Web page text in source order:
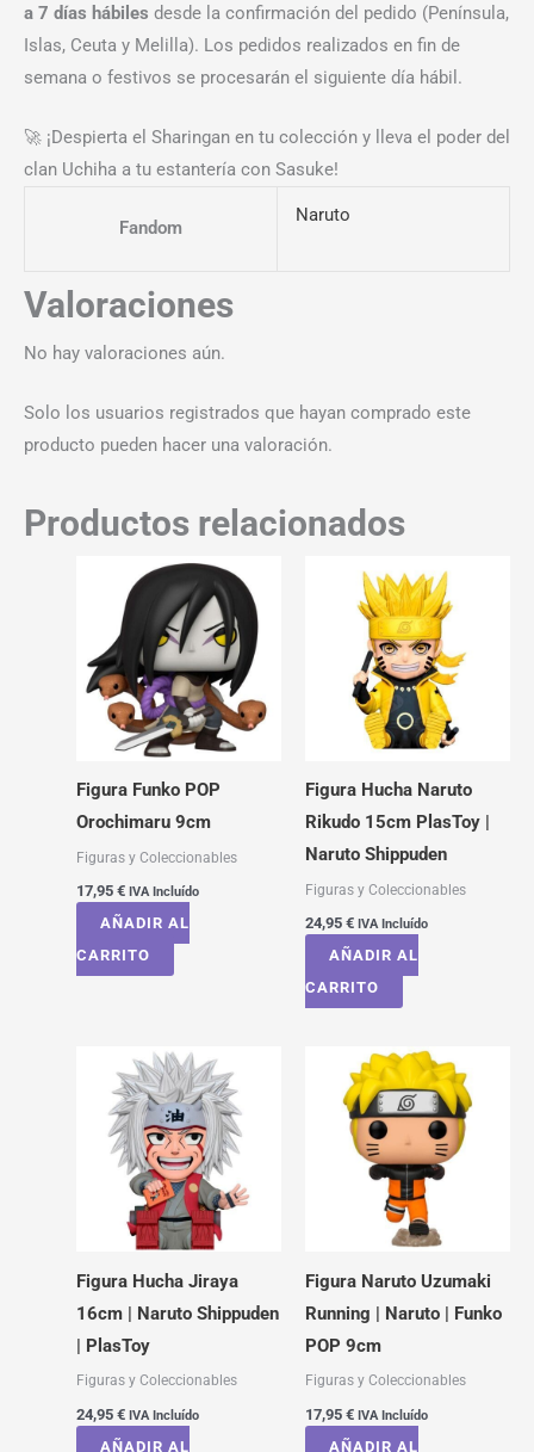
a 7 días hábiles desde la confirmación del pedido (Península,
Islas, Ceuta y Melilla). Los pedidos realizados en fin de
semana o festivos se procesarán el siguiente día hábil.
🚀 ¡Despierta el Sharingan en tu colección y lleva el poder del
clan Uchiha a tu estantería con Sasuke!
Fandom
Naruto
Valoraciones
No hay valoraciones aún.
Solo los usuarios registrados que hayan comprado este
producto pueden hacer una valoración.
Productos relacionados
Figura Funko POP
Orochimaru 9cm
Figuras y Coleccionables
17,95 € IVA Incluído
AÑADIR AL
CARRITO
Figura Hucha Naruto
Rikudo 15cm PlasToy |
Naruto Shippuden
Figuras y Coleccionables
24,95 € IVA Incluído
AÑADIR AL
CARRITO
Figura Hucha Jiraya
16cm | Naruto Shippuden
| PlasToy
Figuras y Coleccionables
24,95 € IVA Incluído
AÑADIR AL
Figura Naruto Uzumaki
Running | Naruto | Funko
POP 9cm
Figuras y Coleccionables
17,95 € IVA Incluído
AÑADIR AL